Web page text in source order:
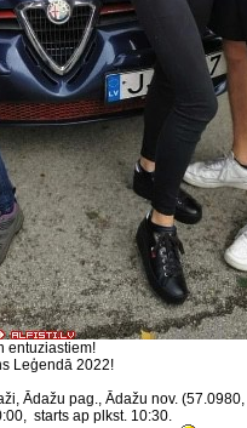
entuziastiem!
Leģendā 2022!
Ādažu pag., Ādažu nov.
starts ap plkst. 10:30.